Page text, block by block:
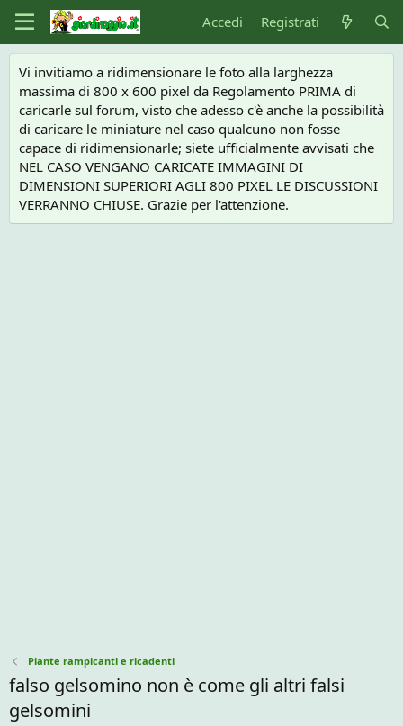
Accedi Registrati
Vi invitiamo a ridimensionare le foto alla larghezza
massima di 800 x 600 pixel da Regolamento PRIMA di
caricarle sul forum, visto che adesso c'è anche la possibilità
di caricare le miniature nel caso qualcuno non fosse
capace di ridimensionarle; siete ufficialmente avvisati che
NEL CASO VENGANO CARICATE IMMAGINI DI
DIMENSIONI SUPERIORI AGLI 800 PIXEL LE DISCUSSIONI
VERRANNO CHIUSE. Grazie per l'attenzione.
Piante rampicanti e ricadenti
falso gelsomino non è come gli altri falsi
gelsomini